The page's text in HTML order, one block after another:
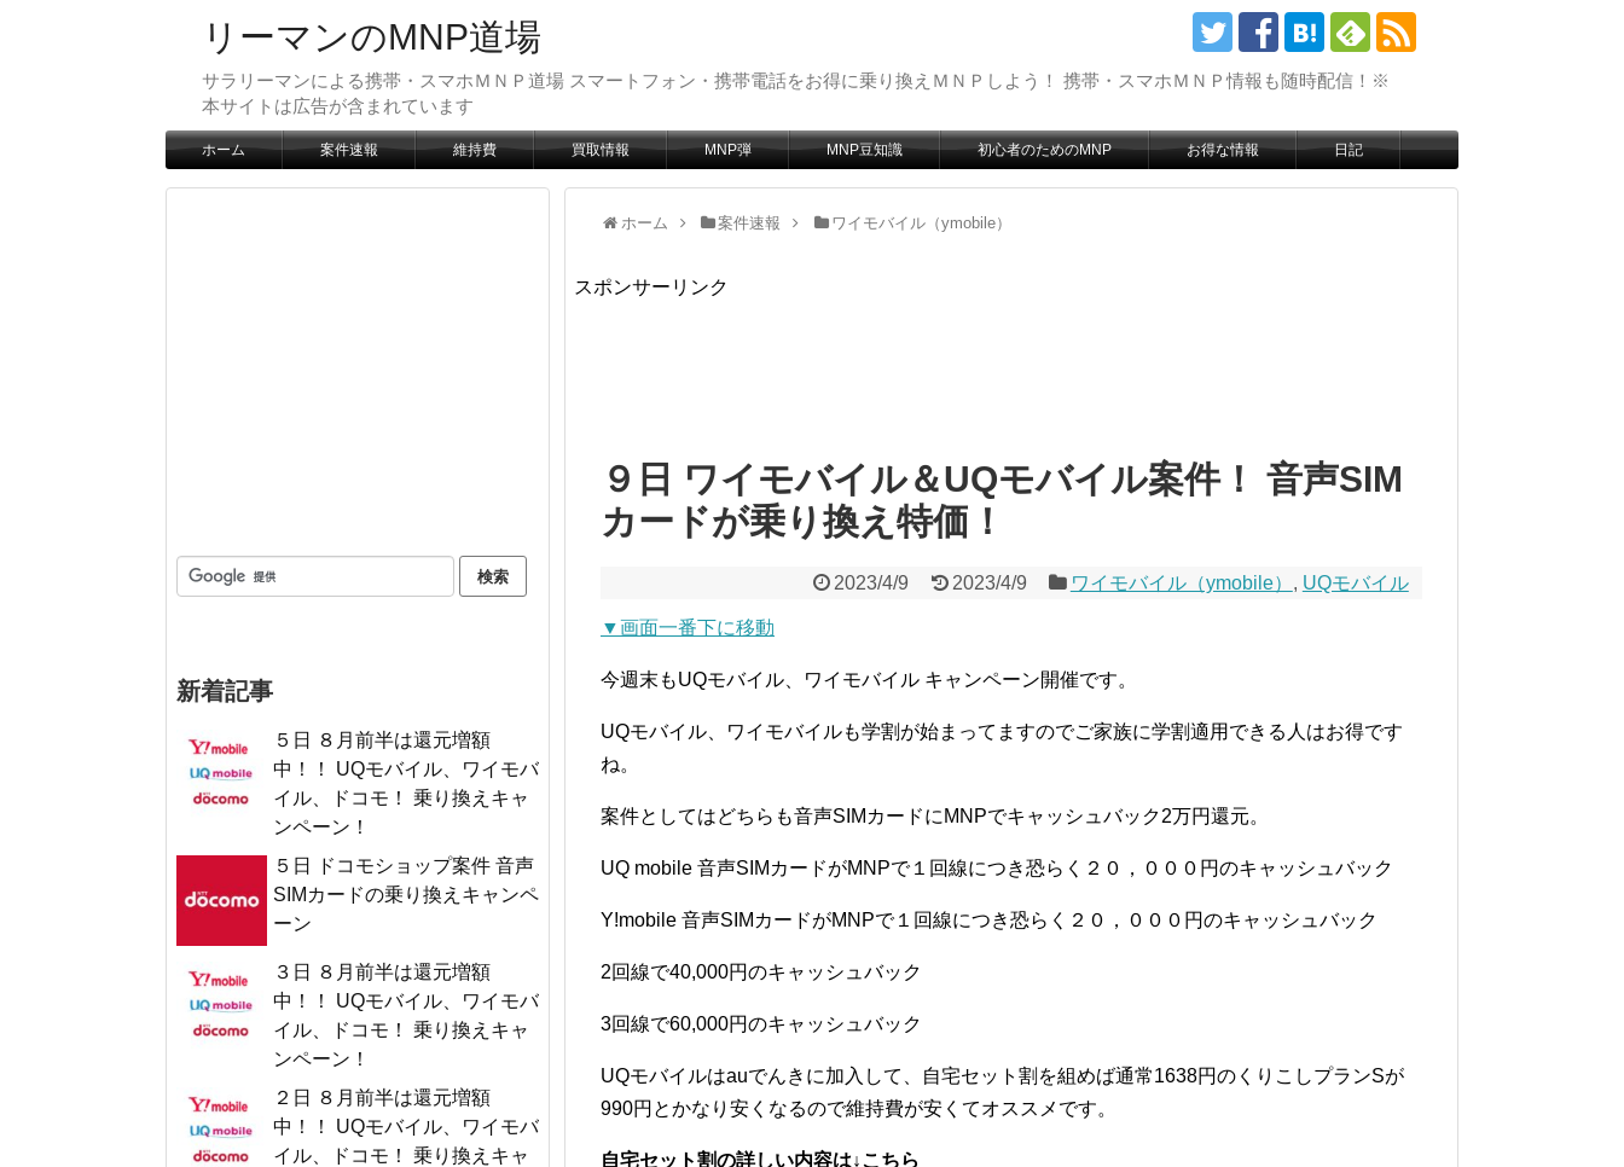
リーマンのMNP道場
サラリーマンによる携帯・スマホＭＮＰ道場 スマートフォン・携帯電話をお得に乗り換えＭＮＰしよう！ 携帯・スマホＭＮＰ情報も随時配信！※
本サイトは広告が含まれています
ホーム 案件速報 維持費 買取情報 MNP弾 MNP豆知識 初心者のためのMNP お得な情報 日記
ホーム 案件速報 ワイモバイル（ymobile）
スポンサーリンク
９日 ワイモバイル＆UQモバイル案件！ 音声SIM
カードが乗り換え特価！
2023/4/9 2023/4/9 ワイモバイル（ymobile） , UQモバイル
▼画面一番下に移動
今週末もUQモバイル、ワイモバイル キャンペーン開催です。
UQモバイル、ワイモバイルも学割が始まってますのでご家族に学割適用できる人はお得です
ね。
案件としてはどちらも音声SIMカードにMNPでキャッシュバック2万円還元。
UQ mobile 音声SIMカードがMNPで１回線につき恐らく２０，０００円のキャッシュバック
Y!mobile 音声SIMカードがMNPで１回線につき恐らく２０，０００円のキャッシュバック
2回線で40,000円のキャッシュバック
3回線で60,000円のキャッシュバック
UQモバイルはauでんきに加入して、自宅セット割を組めば通常1638円のくりこしプランSが
990円とかなり安くなるので維持費が安くてオススメです。
自宅セット割の詳しい内容は↓こちら
新着記事
５日 ８月前半は還元増額
中！！ UQモバイル、ワイモバ
イル、ドコモ！ 乗り換えキャ
ンペーン！
５日 ドコモショップ案件 音声
SIMカードの乗り換えキャンペ
ーン
３日 ８月前半は還元増額
中！！ UQモバイル、ワイモバ
イル、ドコモ！ 乗り換えキャ
ンペーン！
２日 ８月前半は還元増額
中！！ UQモバイル、ワイモバ
イル、ドコモ！ 乗り換えキャ